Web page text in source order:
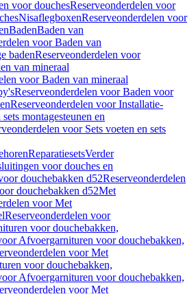
voor douchesReserveonderdelen voor
NisaflegboxenReserveonderdelen voor
BadenBaden van
voor Baden van
badenReserveonderdelen voor
van mineraal
voor Baden van mineraal
Reserveonderdelen voor Baden voor
Reserveonderdelen voor Installatie-
montagesteunen en
voor Sets voeten en sets
ReparatiesetsVerder
voor douches en
douchebakken d52Reserveonderdelen
douchebakken d52Met
voor Met
Reserveonderdelen voor
voor douchebakken,
Afvoergarnituren voor douchebakken,
voor Met
voor douchebakken,
Afvoergarnituren voor douchebakken,
voor Met